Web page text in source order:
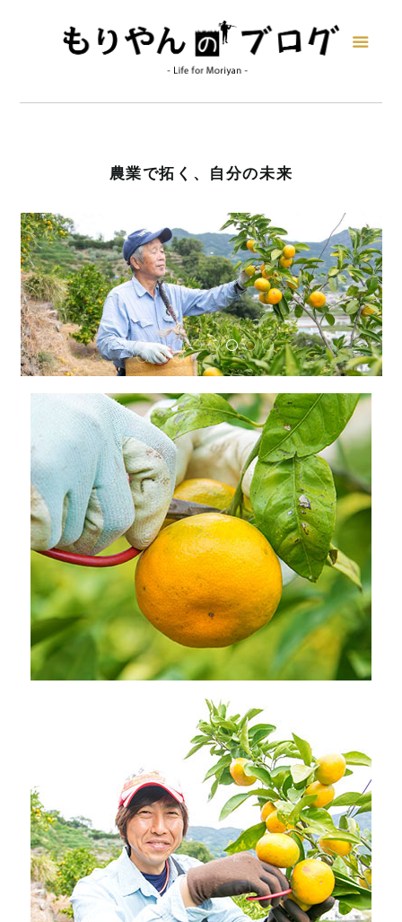
農業で拓く、自分の未来